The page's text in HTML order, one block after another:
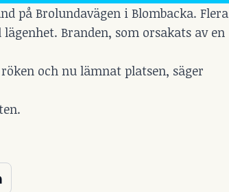
på Brolundavägen i Blombacka. Flera
Branden, som orsakats av en
och nu lämnat platsen, säger